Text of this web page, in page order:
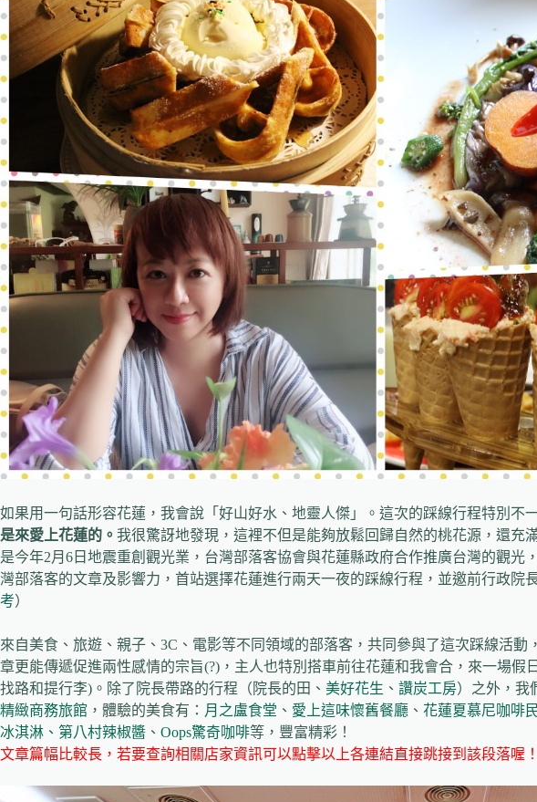
如果用一句話形容花蓮，我會說「好山好水、地靈人傑」。這次的踩線行程特別不
是來愛上花蓮的。 我很驚訝地發現，這裡不但是能夠放鬆回歸自然的桃花源，還充
是今年2月6日地震重創觀光業，台灣部落客協會與花蓮縣政府合作推廣台灣的觀光
灣部落客的文章及影響力，首站選擇花蓮進行兩天一夜的踩線行程，並邀前行政院
考）
來自美食、旅遊、親子、3C、電影等不同領域的部落客，共同參與了這次踩線活動
章更能傳遞促進兩性感情的宗旨(?)，主人也特別搭車前往花蓮和我會合，來一場假
找路和提行李)。除了院長帶路的行程（院長的田、 美好花生 、 讚炭工房）之外，我
精緻商務旅館 ，體驗的美食有： 月之盧食堂 、 愛上這味懷舊餐廳 、 花蓮夏慕尼咖啡
冰淇淋、第八村辣椒醬 、 Oops驚奇咖啡等，豐富精彩！
文章篇幅比較長，若要查詢相關店家資訊可以點擊以上各連結直接跳接到該段落喔！